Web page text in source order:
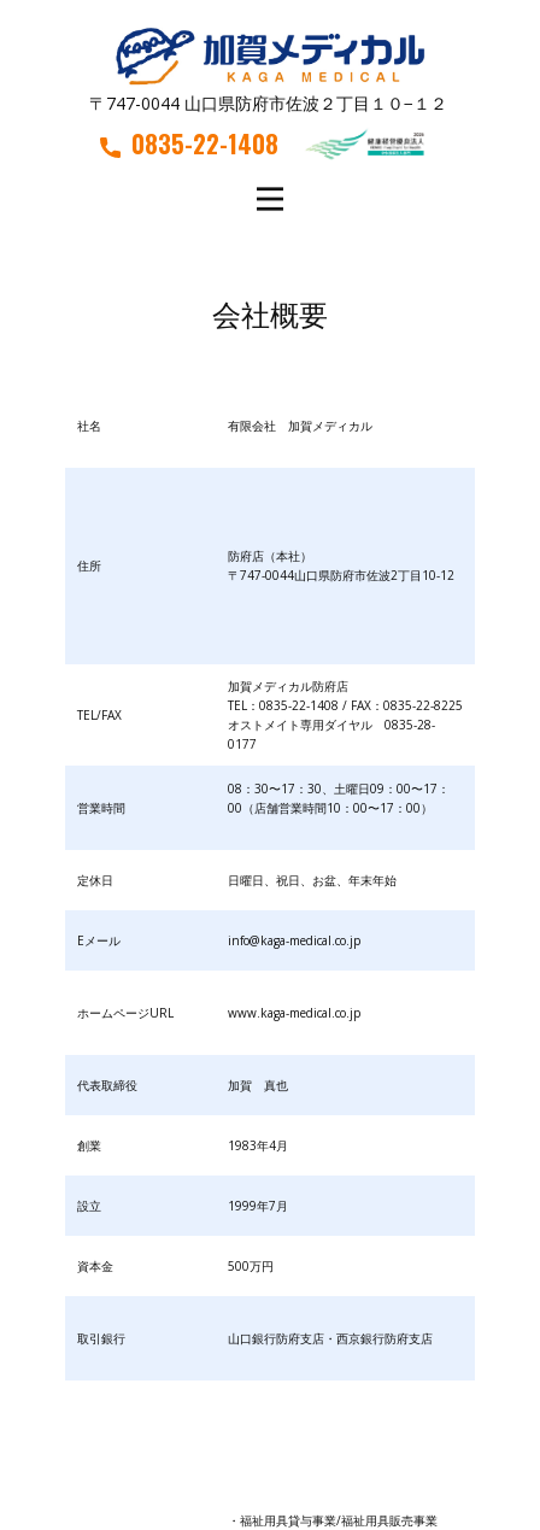
〒747-0044 山口県防府市佐波２丁目１０−１２
0835-22-1408
会社概要
社名 有限会社 加賀メディカル
住所
防府店（本社）
〒747-0044山口県防府市佐波2丁目10-12
TEL/FAX
加賀メディカル防府店
TEL：0835-22-1408 / FAX：0835-22-8225
オストメイト専用ダイヤル 0835-28-
0177
営業時間
08：30〜17：30、土曜日09：00〜17：
00（店舗営業時間10：00〜17：00）
定休日 日曜日、祝日、お盆、年末年始
Eメール info@kaga-medical.co.jp
ホームページURL www.kaga-medical.co.jp
代表取締役 加賀 真也
創業 1983年4月
設立 1999年7月
資本金 500万円
取引銀行 山口銀行防府支店・西京銀行防府支店
・福祉用具貸与事業/福祉用具販売事業